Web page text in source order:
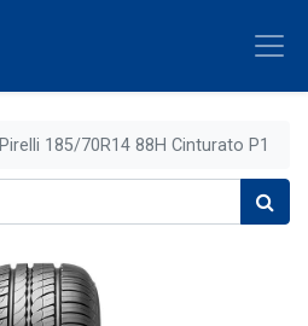
Pirelli 185/70R14 88H Cinturato P1